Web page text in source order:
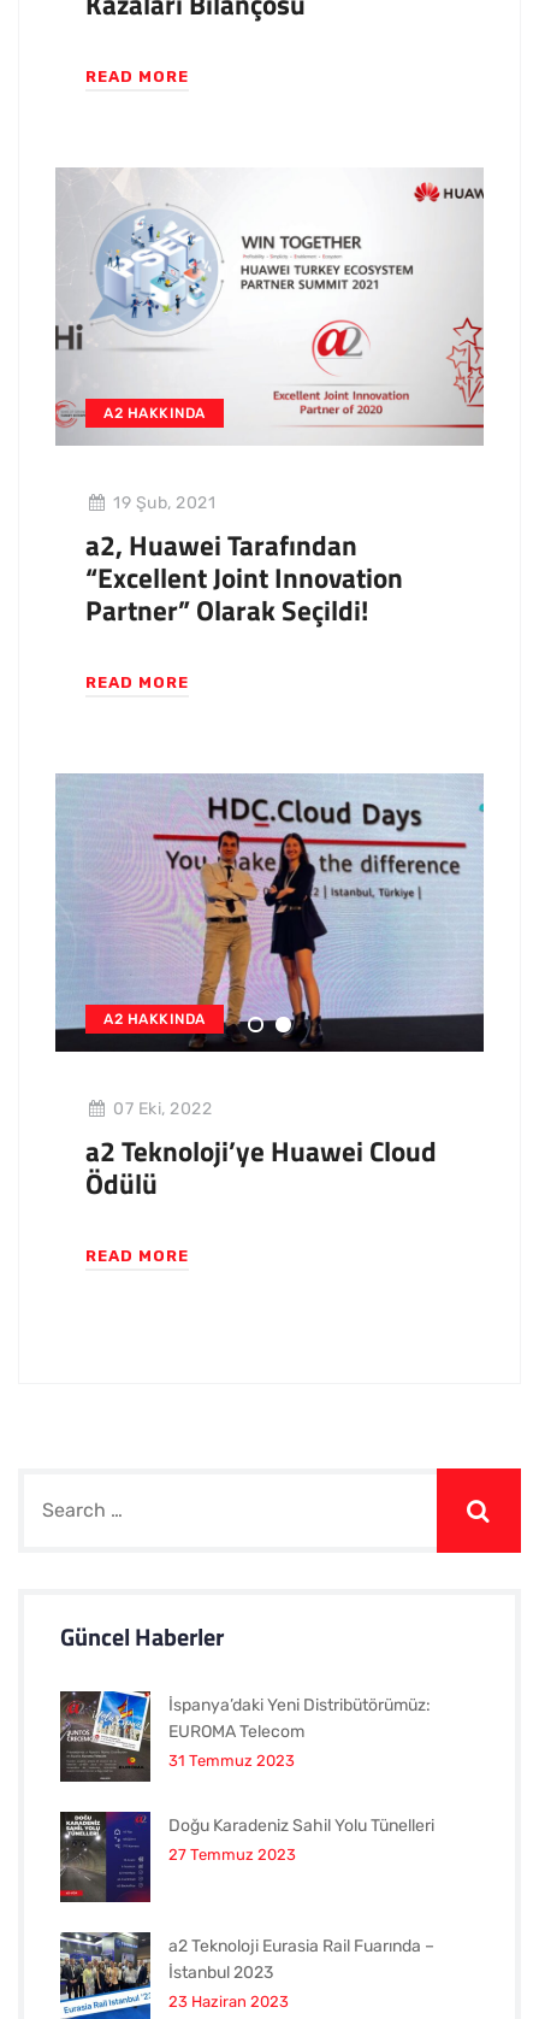
READ MORE
A2 HAKKINDA
19 Şub, 2021
a2, Huawei Tarafından
“Excellent Joint Innovation
Partner” Olarak Seçildi!
READ MORE
A2 HAKKINDA
07 Eki, 2022
a2 Teknoloji’ye Huawei Cloud
Ödülü
READ MORE
Güncel Haberler
İspanya’daki Yeni Distribütörümüz:
EUROMA Telecom
31 Temmuz 2023
Doğu Karadeniz Sahil Yolu Tünelleri
27 Temmuz 2023
a2 Teknoloji Eurasia Rail Fuarında –
İstanbul 2023
23 Haziran 2023